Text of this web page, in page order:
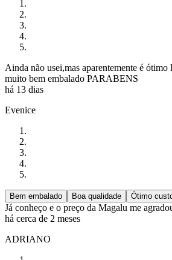
Ainda não usei,mas aparentemente é ótimo
muito bem embalado PARABENS
há 13 dias
Evenice
Bem embalado Boa qualidade Ótimo
Já conheço e o preço da Magalu me
há cerca de 2 meses
ADRIANO